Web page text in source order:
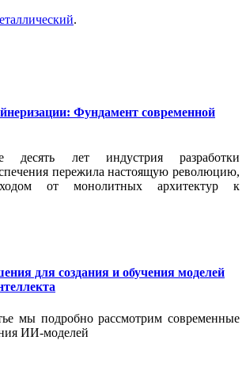
.
Фундамент современной
десять лет индустрия разработки
пережила настоящую революцию,
от монолитных архитектур к
для создания и обучения моделей
мы подробно рассмотрим современные
ИИ-моделей